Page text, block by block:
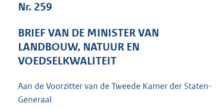
e
:
b
Nr. 259
BRIEF VAN DE MINISTER VAN
LANDBOUW, NATUUR EN
VOEDSELKWALITEIT
Aan de Voorzitter van de Tweede Kamer der Staten-
Generaal